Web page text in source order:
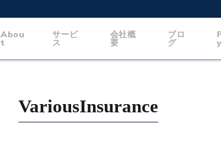
Abou
t
サービ
ス
会社概
要
ブロ
グ
VariousInsurance